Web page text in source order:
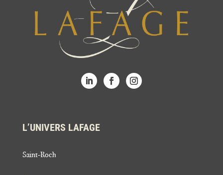
L’UNIVERS LAFAGE
Saint-Roch